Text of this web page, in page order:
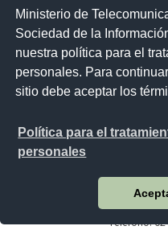
Ministerio de
Sociedad de la
nuestra política para el
personales. Para
sitio debe aceptar los
Política para el
personales
Contacto
Portal
Sistema
Av. Lira Ňan entre
Plataforma Gubernamental de
|
Teléfono: 02